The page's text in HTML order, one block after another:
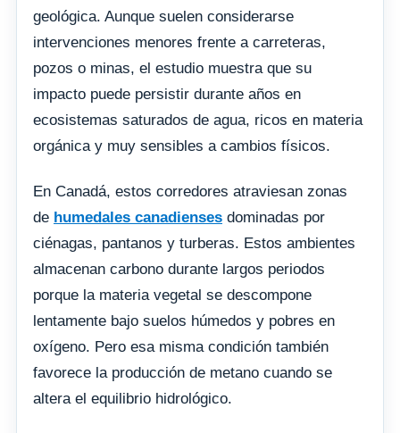
geológica. Aunque suelen considerarse
intervenciones menores frente a carreteras,
pozos o minas, el estudio muestra que su
impacto puede persistir durante años en
ecosistemas saturados de agua, ricos en materia
orgánica y muy sensibles a cambios físicos.
En Canadá, estos corredores atraviesan zonas
de humedales canadienses dominadas por
ciénagas, pantanos y turberas. Estos ambientes
almacenan carbono durante largos periodos
porque la materia vegetal se descompone
lentamente bajo suelos húmedos y pobres en
oxígeno. Pero esa misma condición también
favorece la producción de metano cuando se
altera el equilibrio hidrológico.